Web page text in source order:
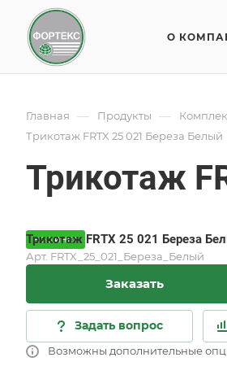
О
Главная — Продукты —
Трикотаж FRTX 25 021 Береза Белый
Трикотаж
Трикотаж FRTX 25 021 Береза
Арт. FRTX_25_021_Береза_Белый
Заказать
Задать вопрос
Возможны дополнительные
НОВИНКА